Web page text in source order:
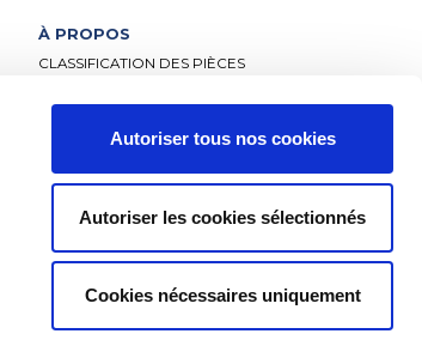
Autoriser tous nos cookies
Autoriser les cookies sélectionnés
Cookies nécessaires uniquement
À PROPOS
CLASSIFICATION DES PIÈCES
CGV – CLIENTS PROFESSIONNELS
MENTIONS LÉGALES
DONNÉES PERSONNELLES ET COOKIES
FRAIS DE LIVRAISON